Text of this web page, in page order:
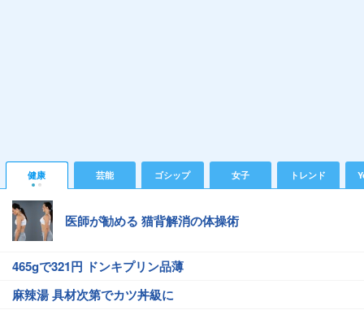
健康 芸能 ゴシップ 女子 トレンド
医師が勧める 猫背解消の体操術
465gで321円 ドンキプリン品薄
麻辣湯 具材次第でカツ丼級に